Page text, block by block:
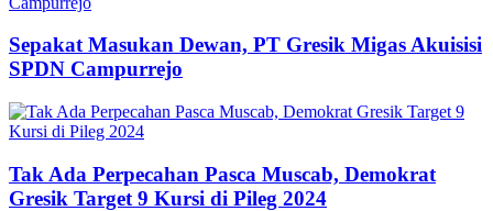
Sepakat Masukan Dewan, PT Gresik Migas Akuisisi
SPDN Campurrejo
Tak Ada Perpecahan Pasca Muscab, Demokrat
Gresik Target 9 Kursi di Pileg 2024